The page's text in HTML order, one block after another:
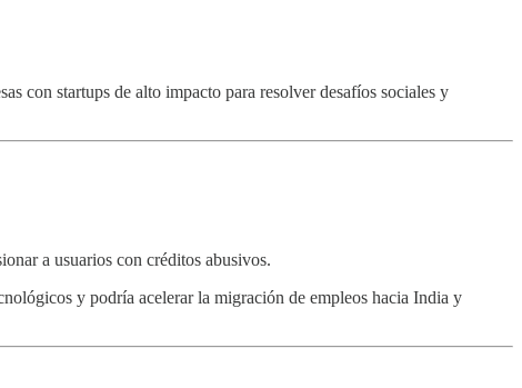
con startups de alto impacto para resolver desafíos sociales y
a usuarios con créditos abusivos.
y podría acelerar la migración de empleos hacia India y